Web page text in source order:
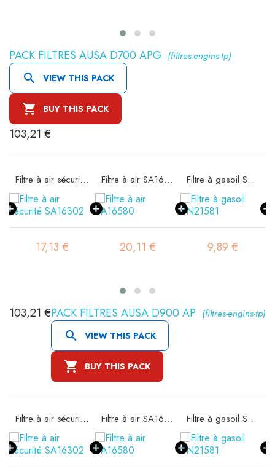
PACK FILTRES AUSA D700 APG (filtres-engins-tp)
 VIEW THIS PACK
 BUY THIS PACK
103,21 €
Filtre à air sécurité SA16302
17,13 €
Filtre à air SA16580
20,11 €
Filtre à gasoil SN21581
9,89 €
PACK FILTRES AUSA D900 AP (filtres-engins-tp)
 VIEW THIS PACK
 BUY THIS PACK
103,21 €
Filtre à air sécurité SA16302 Filtre à air SA16580 Filtre à gasoil SN21581